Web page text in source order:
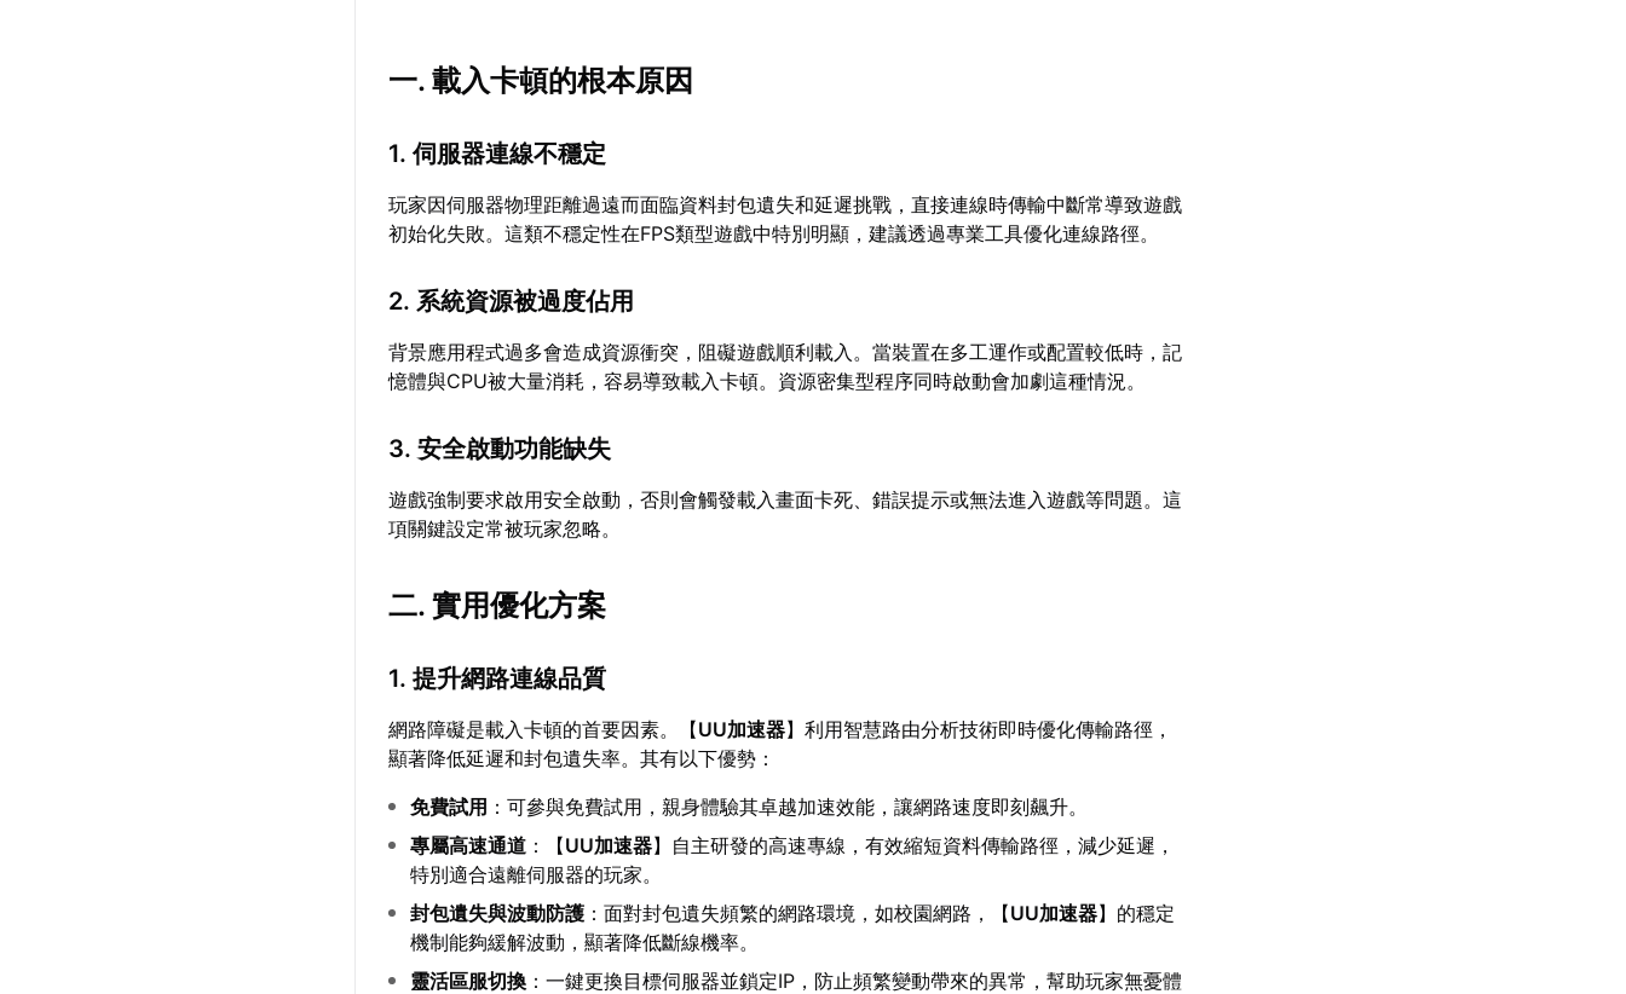
一. 載入卡頓的根本原因
1. 伺服器連線不穩定
玩家因伺服器物理距離過遠而面臨資料封包遺失和延遲挑戰，直接連線時傳輸中斷常導致遊戲
初始化失敗。這類不穩定性在FPS類型遊戲中特別明顯，建議透過專業工具優化連線路徑。
2. 系統資源被過度佔用
背景應用程式過多會造成資源衝突，阻礙遊戲順利載入。當裝置在多工運作或配置較低時，記
憶體與CPU被大量消耗，容易導致載入卡頓。資源密集型程序同時啟動會加劇這種情況。
3. 安全啟動功能缺失
遊戲強制要求啟用安全啟動，否則會觸發載入畫面卡死、錯誤提示或無法進入遊戲等問題。這
項關鍵設定常被玩家忽略。
二. 實用優化方案
1. 提升網路連線品質
網路障礙是載入卡頓的首要因素。【UU加速器】利用智慧路由分析技術即時優化傳輸路徑，
顯著降低延遲和封包遺失率。其有以下優勢：
免費試用 ：可參與免費試用，親身體驗其卓越加速效能，讓網路速度即刻飆升。
專屬高速通道 ：【UU加速器】自主研發的高速專線，有效縮短資料傳輸路徑，減少延遲，
特別適合遠離伺服器的玩家。
封包遺失與波動防護 ：面對封包遺失頻繁的網路環境，如校園網路，【UU加速器】的穩定
機制能夠緩解波動，顯著降低斷線機率。
靈活區服切換 ：一鍵更換目標伺服器並鎖定IP，防止頻繁變動帶來的異常，幫助玩家無憂體